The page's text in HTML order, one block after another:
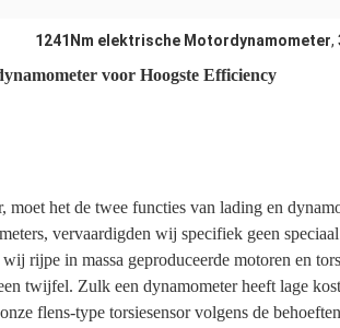
1241Nm elektrische Motordynamometer,
voor Hoogste Efficiency
moet het de twee functies van lading en
vervaardigden wij specifiek geen
rijpe in massa geproduceerde motoren en
twijfel. Zulk een dynamometer heeft lage
flens-type torsiesensor volgens de